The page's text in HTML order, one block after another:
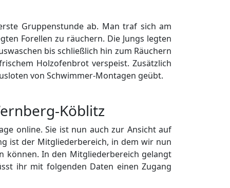
Gruppenstunde ab. Man traf sich am
Forellen zu räuchern. Die Jungs legten
bis schließlich hin zum Räuchern
Holzofenbrot verspeist. Zusätzlich
von Schwimmer-Montagen geübt.
Köblitz
online. Sie ist nun auch zur Ansicht auf
ist der Mitgliederbereich, in dem wir nun
können. In den Mitgliederbereich gelangt
ihr mit folgenden Daten einen Zugang